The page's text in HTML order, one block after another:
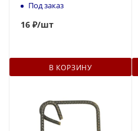
Под заказ
16 ₽/шт
В КОРЗИНУ